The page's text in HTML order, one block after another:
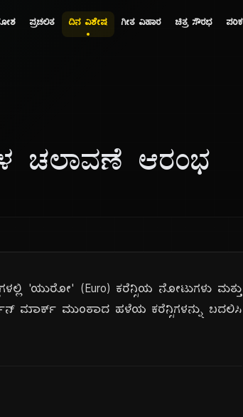
ಪ್ರಚಲಿತ ದಿನ ವಿಶೇಷ ಗೀತ ವಿಹಾರ ಚಿತ್ರ ಸೌರಭ
ಚಲಾವಣೆ ಆರಂಭ
'ಯುರೋ' (Euro) ಕರೆನ್ಸಿಯ ನೋಟುಗಳು ಮತ್ತು
ಮಾರ್ಕ್ ಮುಂತಾದ ಹಳೆಯ ಕರೆನ್ಸಿಗಳನ್ನು ಬದಲಿಸಿ